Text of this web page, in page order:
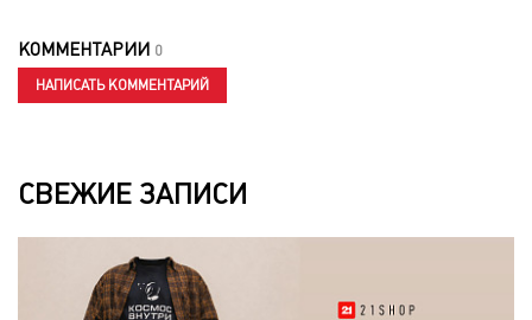
КОММЕНТАРИИ 0
НАПИСАТЬ КОММЕНТАРИЙ
СВЕЖИЕ ЗАПИСИ